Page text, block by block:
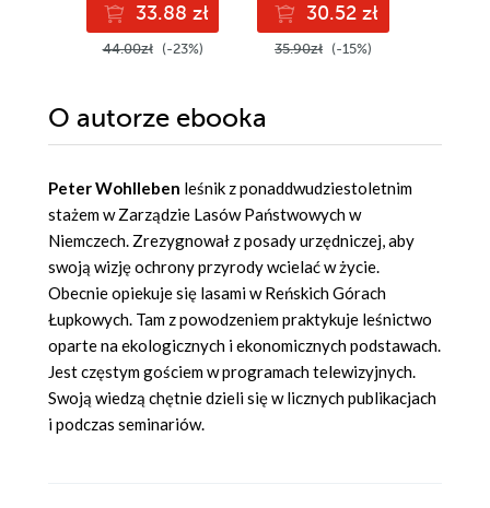
33.88 zł
44.00zł (-23%)
30.52 zł
35.90zł (-15%)
O autorze ebooka
Peter Wohlleben leśnik z ponaddwudziestoletnim
stażem w Zarządzie Lasów Państwowych w
Niemczech. Zrezygnował z posady urzędniczej, aby
swoją wizję ochrony przyrody wcielać w życie.
Obecnie opiekuje się lasami w Reńskich Górach
Łupkowych. Tam z powodzeniem praktykuje leśnictwo
oparte na ekologicznych i ekonomicznych podstawach.
Jest częstym gościem w programach telewizyjnych.
Swoją wiedzą chętnie dzieli się w licznych publikacjach
i podczas seminariów.